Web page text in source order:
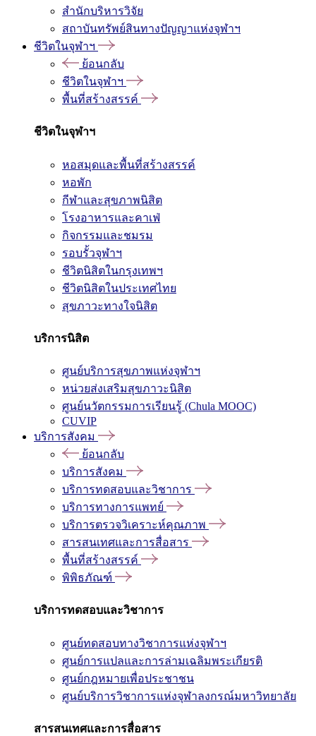
สำนักบริหารวิจัย
สถาบันทรัพย์สินทางปัญญาแห่งจุฬาฯ
ชีวิตในจุฬาฯ
ย้อนกลับ
ชีวิตในจุฬาฯ
พื้นที่สร้างสรรค์
ชีวิตในจุฬาฯ
หอสมุดและพื้นที่สร้างสรรค์
หอพัก
กีฬาและสุขภาพนิสิต
โรงอาหารและคาเฟ่
กิจกรรมและชมรม
รอบรั้วจุฬาฯ
ชีวิตนิสิตในกรุงเทพฯ
ชีวิตนิสิตในประเทศไทย
สุขภาวะทางใจนิสิต
บริการนิสิต
ศูนย์บริการสุขภาพแห่งจุฬาฯ
หน่วยส่งเสริมสุขภาวะนิสิต
ศูนย์นวัตกรรมการเรียนรู้ (Chula MOOC)
CUVIP
บริการสังคม
ย้อนกลับ
บริการสังคม
บริการทดสอบและวิชาการ
บริการทางการแพทย์
บริการตรวจวิเคราะห์คุณภาพ
สารสนเทศและการสื่อสาร
พื้นที่สร้างสรรค์
พิพิธภัณฑ์
บริการทดสอบและวิชาการ
ศูนย์ทดสอบทางวิชาการแห่งจุฬาฯ
ศูนย์การแปลและการล่ามเฉลิมพระเกียรติ
ศูนย์กฎหมายเพื่อประชาชน
ศูนย์บริการวิชาการแห่งจุฬาลงกรณ์มหาวิทยาลัย
สารสนเทศและการสื่อสาร